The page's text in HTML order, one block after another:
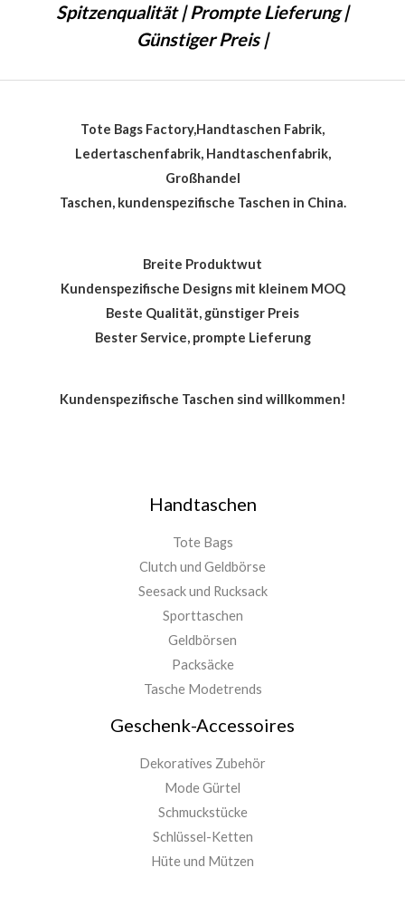
Spitzenqualität | Prompte Lieferung |
Günstiger Preis |
Tote Bags Factory,Handtaschen Fabrik,
Ledertaschenfabrik, Handtaschenfabrik,
Großhandel
Taschen, kundenspezifische Taschen in China.
Breite Produktwut
Kundenspezifische Designs mit kleinem MOQ
Beste Qualität, günstiger Preis
Bester Service, prompte Lieferung
Kundenspezifische Taschen sind willkommen!
Handtaschen
Tote Bags
Clutch und Geldbörse
Seesack und Rucksack
Sporttaschen
Geldbörsen
Packsäcke
Tasche Modetrends
Geschenk-Accessoires
Dekoratives Zubehör
Mode Gürtel
Schmuckstücke
Schlüssel-Ketten
Hüte und Mützen